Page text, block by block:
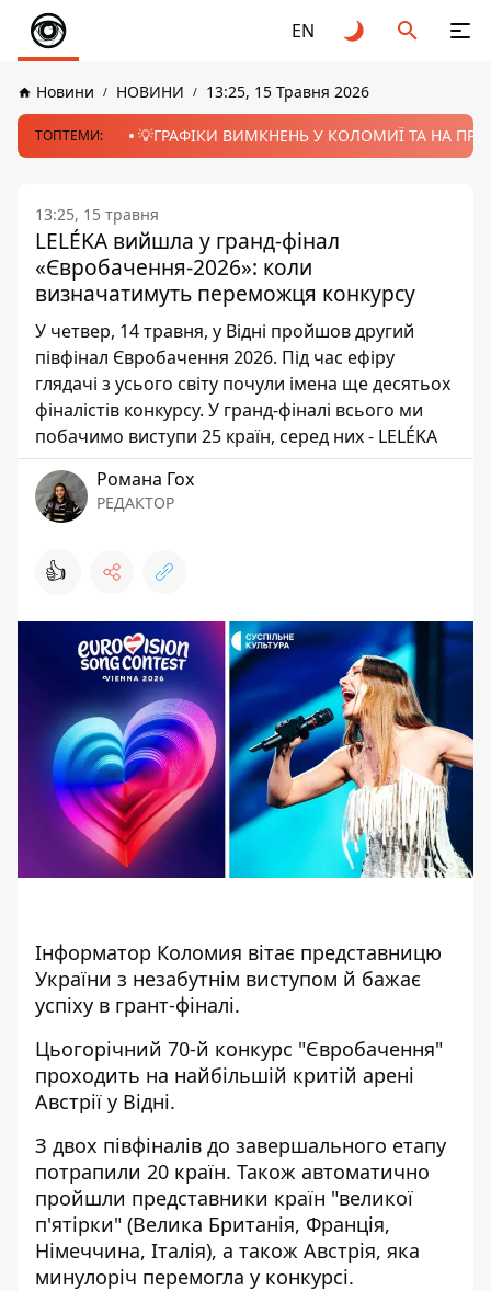
EN
Новини НОВИНИ 13:25, 15 Травня 2026
ТОПТЕМИ: 💡ГРАФІКИ ВИМКНЕНЬ У КОЛОМИЇ ТА НА
13:25, 15 травня
LELÉKA вийшла у гранд-фінал
«Євробачення-2026»: коли
визначатимуть переможця конкурсу
У четвер, 14 травня, у Відні пройшов другий
півфінал Євробачення 2026. Під час ефіру
глядачі з усього світу почули імена ще десятьох
фіналістів конкурсу. У гранд-фіналі всього ми
побачимо виступи 25 країн, серед них - LELÉKA
Романа Гох
РЕДАКТОР
👍
Інформатор Коломия вітає представницю
України з незабутнім виступом й бажає
успіху в грант-фіналі.
Цьогорічний 70-й конкурс "Євробачення"
проходить на найбільшій критій арені
Австрії у Відні.
З двох півфіналів до завершального етапу
потрапили 20 країн. Також автоматично
пройшли представники країн "великої
п'ятірки" (Велика Британія, Франція,
Німеччина, Італія), а також Австрія, яка
минулоріч перемогла у конкурсі.